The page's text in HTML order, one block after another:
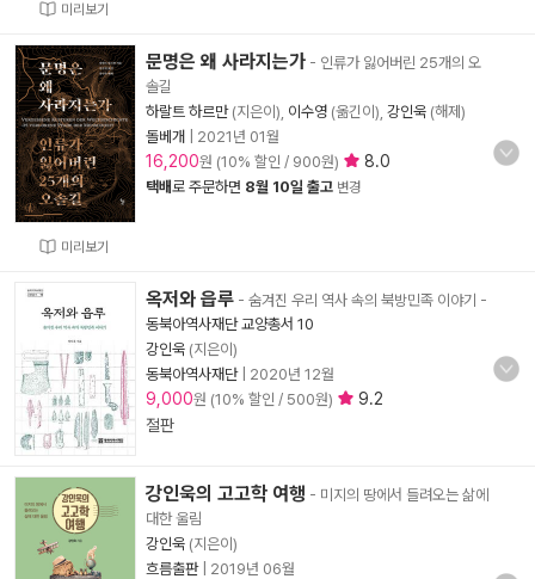
미리보기
미리보기
문명은 왜 사라지는가 - 인류가 잃어버린 25개의 오
솔길
하랄트 하르만(지은이), 이수영 (옮긴이), 강인욱 (해제)
돌베개
2021년 01월
16,200원 (10% 할인 / 900원) 8.0
택배로 주문하면 8월 10일 출고 변경
옥저와 읍루 - 숨겨진 우리 역사 속의 북방민족 이야기 -
동북아역사재단 교양총서 10
강인욱 (지은이)
동북아역사재단| 2020년 12월
9,000원 (10% 할인 / 500원)
9.2
절판
강인욱의 고고학 여행 - 미지의 땅에서 들려오는 삶에
대한 울림
강인욱 (지은이)
흐름출판| 2019년 06월